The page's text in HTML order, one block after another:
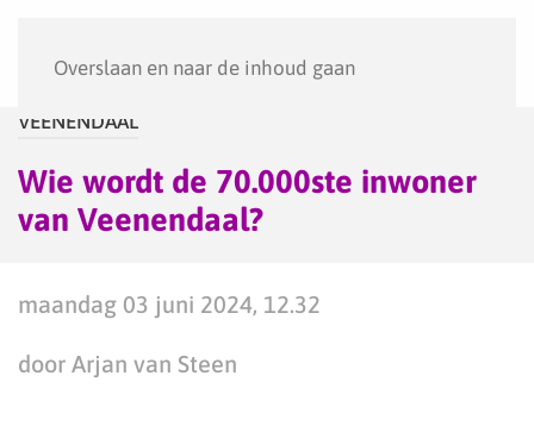
Overslaan en naar de inhoud gaan
VEENENDAAL
Wie wordt de 70.000ste inwoner
van Veenendaal?
maandag 03 juni 2024, 12.32
door Arjan van Steen